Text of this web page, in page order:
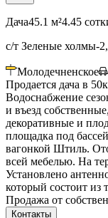
Дача45.1 м²4.45
с/т Зеленые холмы-
Молодечненское
Продается дача в
Водоснабжение
и въезд
декоративные и
площадка под
вагонкой Штиль.
всей мебелью. На
Установлено
который состоит из
Продажа от
Контакты